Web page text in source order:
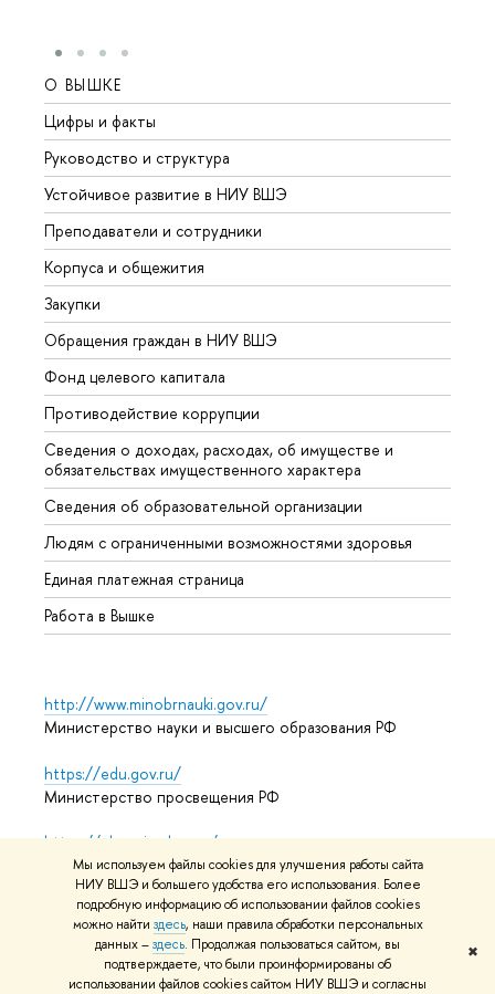
Мы используем файлы cookies для улучшения работы сайта
НИУ ВШЭ и большего удобства его использования. Более
подробную информацию об использовании файлов cookies
можно найти здесь, наши правила обработки персональных
данных –здесь. Продолжая пользоваться сайтом, вы
подтверждаете, что были проинформированы об
использовании файлов cookies сайтом НИУ ВШЭ и согласны
✖
О ВЫШКЕ
Цифры и факты
Руководство и структура
Устойчивое развитие в НИУ ВШЭ
Преподаватели и сотрудники
Корпуса и общежития
Закупки
Обращения граждан в НИУ ВШЭ
Фонд целевого капитала
Противодействие коррупции
Сведения о доходах, расходах, об имуществе и
обязательствах имущественного характера
Сведения об образовательной организации
Людям с ограниченными возможностями здоровья
Единая платежная страница
Работа в Вышке
http://www.minobrnauki.gov.ru/
Министерство науки и высшего образования РФ
https://edu.gov.ru/
Министерство просвещения РФ
https://elearning.hse.ru/mooc
Массовые открытые онлайн-курсы
© НИУ ВШЭ 1993–2026 Адреса и контактыУсловия
использования материаловПолитика конфиденциальности
Карта сайта